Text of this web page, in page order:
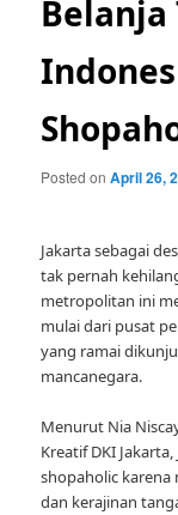
Belanja
Posted onApril 26,
Jakarta sebagai
tak pernah
metropolitan ini
mulai dari pusat
yang ramai
mancanegara.
Menurut Nia
Kreatif DKI
shopaholic karena
dan kerajinan